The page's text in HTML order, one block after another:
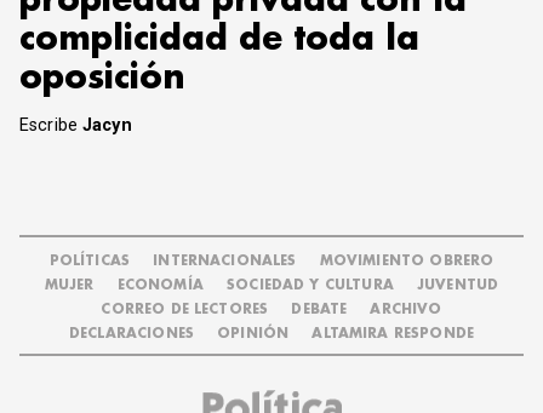
complicidad de toda la
oposición
EscribeJacyn
POLÍTICAS INTERNACIONALES
MOVIMIENTO OBRERO
MUJER
ECONOMÍA SOCIEDAD Y CULTURA
JUVENTUD
CORREO DE LECTORES
DEBATE
ARCHIVO
DECLARACIONES
OPINIÓN ALTAMIRA RESPONDE